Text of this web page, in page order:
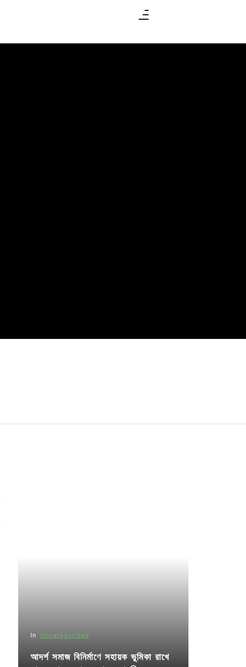
In Uncategorized
আদর্শ সমাজ বিনির্মাণে সহায়ক ভুমিকা রাখে